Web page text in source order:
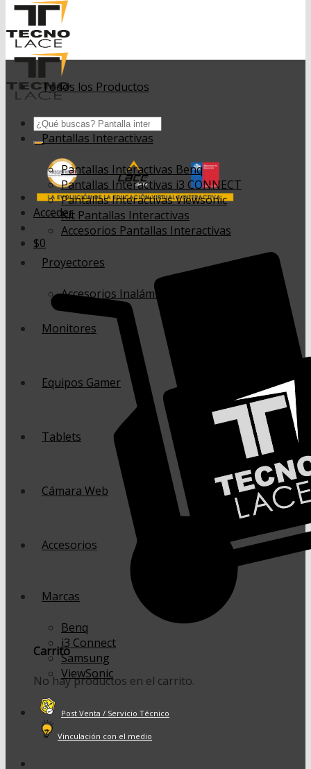
Buscar
por:
Acceder
$0
Carrito
No hay productos en el carrito.
Todos los Productos
Pantallas Interactivas
Pantallas Interactivas Benq
Pantallas Interactivas i3 CONNECT
Pantallas Interactivas Viewsonic
Kit Pantallas Interactivas
Accesorios Pantallas Interactivas
Proyectores
Accesorios Inalámbricos
Monitores
Equipos Gamer
Tablets
Cámara Web
Accesorios
Marcas
Benq
i3 Connect
Samsung
ViewSonic
Post Venta / Servicio Técnico
Vinculación con el medio